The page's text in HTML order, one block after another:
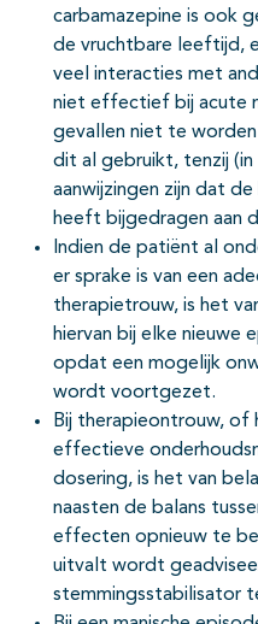
carbamazepine is ook
de vruchtbare leeftijd,
veel interacties met
niet effectief bij acute
gevallen niet te
dit al gebruikt, tenzij
aanwijzingen zijn dat
heeft bijgedragen aan
Indien de patiënt al
er sprake is van een
therapietrouw, is het
hiervan bij elke nieuwe
opdat een mogelijk
wordt voortgezet.
Bij therapieontrouw, of
effectieve
dosering, is het van
naasten de balans
effecten opnieuw te
uitvalt wordt
stemmingsstabilisator